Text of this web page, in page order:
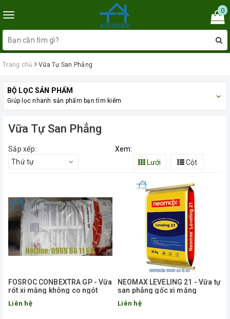
Toggle
navigation
0
Trang chủ Vữa Tự San Phẳng
BỘ LỌC SẢN PHẨM
Giúp lọc nhanh sản phẩm bạn tìm kiếm
Vữa Tự San Phẳng
Sắp xếp:
Thứ tự
Xem:
Lưới
Cột
FOSROC CONBEXTRA GP - Vữa
rót xi măng không co ngót
Liên hệ
NEOMAX LEVELING 21 - Vữa tự
san phẳng gốc xi măng
Liên hệ